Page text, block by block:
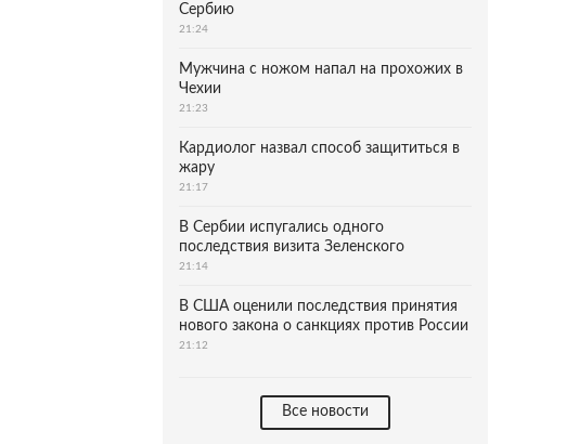
Сербию
21:24
Мужчина с ножом напал на прохожих в
Чехии
21:23
Кардиолог назвал способ защититься в
жару
21:17
В Сербии испугались одного
последствия визита Зеленского
21:14
В США оценили последствия принятия
нового закона о санкциях против России
21:12
Все новости